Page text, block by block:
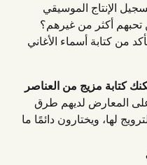
الإنتاج الموسيقي
تحبهم أكثر من غيرهم؟
من كتابة أسماء الأغاني
كتابة مزيج من العناصر
المعارض لديهم طرق
لها، ويختارون دائمًا ما